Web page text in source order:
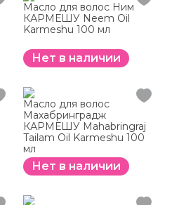
Масло для волос Ним
КАРМЕШУ Neem Oil
Karmeshu 100 мл
Нет в наличии
Масло для волос
Махабринградж
КАРМЕШУ Mahabringraj
Tailam Oil Karmeshu 100
мл
Нет в наличии